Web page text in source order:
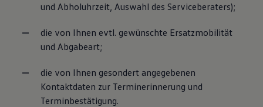
und Abholuhrzeit, Auswahl des Serviceberaters);
die von Ihnen evtl. gewünschte Ersatzmobilität
und Abgabeart;
die von Ihnen gesondert angegebenen
Kontaktdaten zur Terminerinnerung und
Terminbestätigung.